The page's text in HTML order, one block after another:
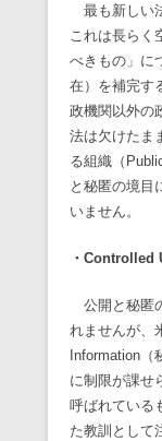
最も新しい
これは長らく
べきもの」に
在）を補完す
政機関以外の
法は欠けたま
る組織（
と秘匿の境目
いません。
・
公開と秘匿
れませんが、
Information
に制限が課せ
呼ばれている
た教訓として